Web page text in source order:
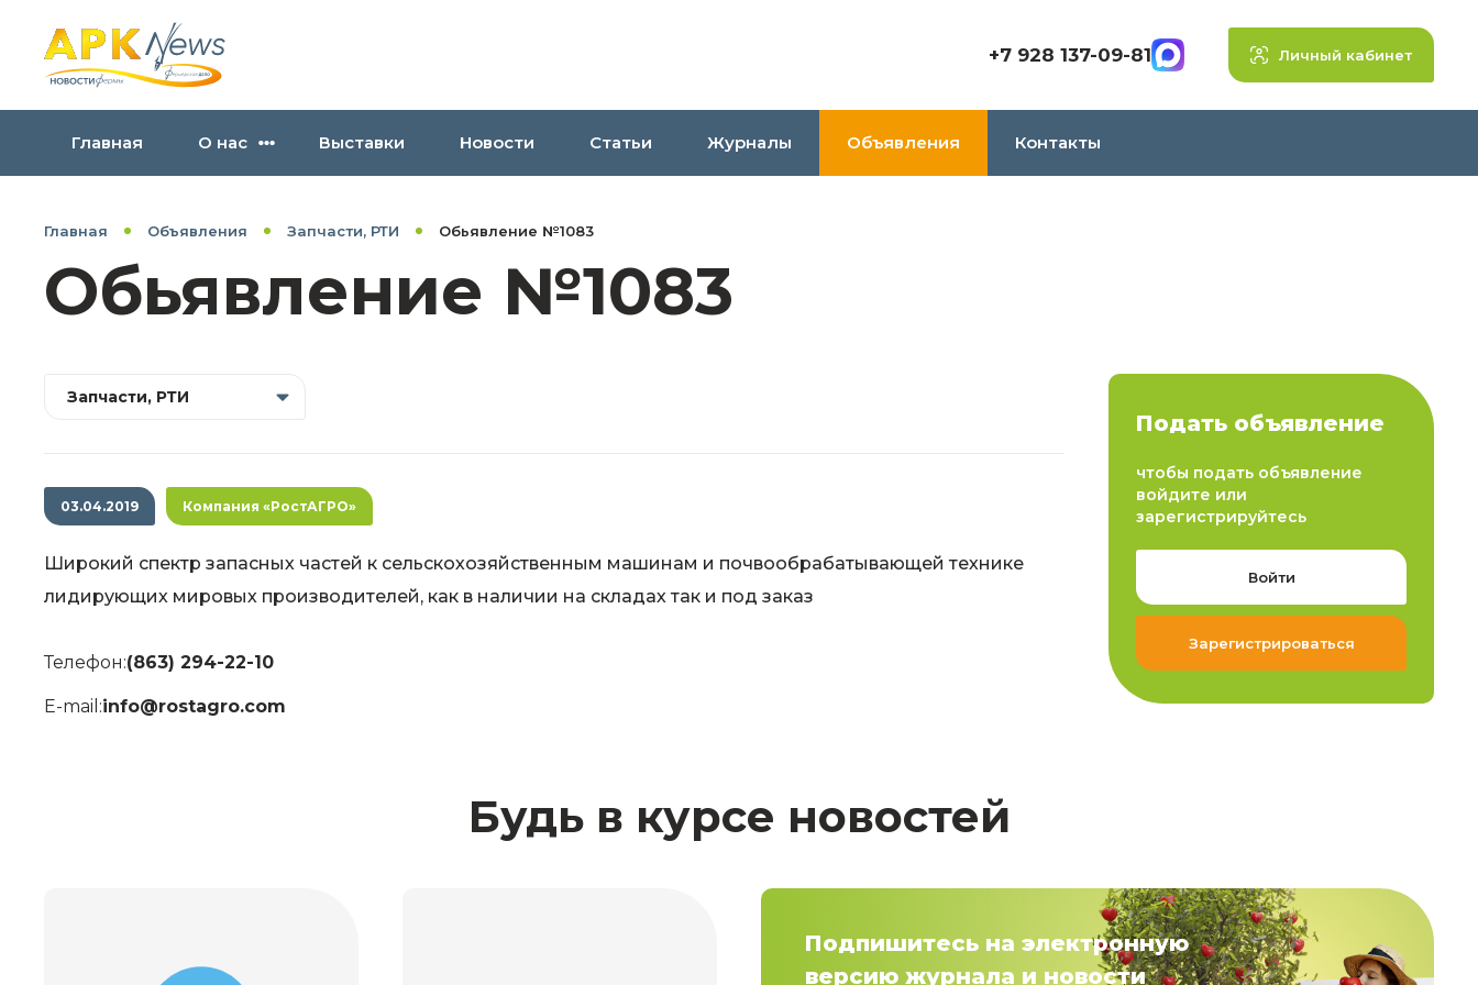
+7 928 137-09-81 Личный кабинет
Главная О нас Выставки Новости Статьи Журналы Объявления Контакты
Главная Объявления Запчасти, РТИ Обьявление №1083
Обьявление №1083
Подать объявление
чтобы подать объявление
войдите или
зарегистрируйтесь
Войти
Зарегистрироваться
Запчасти, РТИ
03.04.2019 Компания «РостАГРО»
Широкий спектр запасных частей к сельскохозяйственным машинам и почвообрабатывающей технике
лидирующих мировых производителей, как в наличии на складах так и под заказ
Телефон:(863) 294-22-10
E-mail:info@rostagro.com
Будь в курсе новостей
Подпишитесь на электронную
версию журнала и новости